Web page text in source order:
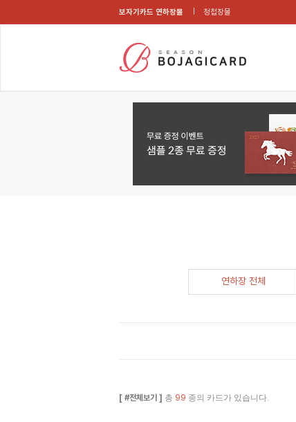
보자기카드 연하장몰 청첩장몰
연하장 전체
[ #전체보기 ] 총 99 종의 카드가 있습니다.